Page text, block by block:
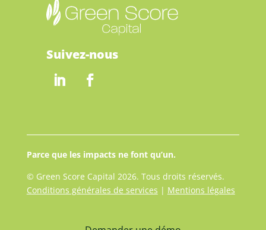
Suivez-nous
Parce que les impacts ne font qu’un.
© Green Score Capital 2026. Tous droits réservés.
Conditions générales de services | Mentions légales